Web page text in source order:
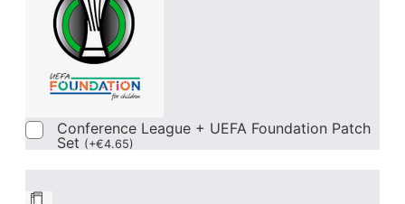
Conference League + UEFA Foundation Patch
Set (+€4.65)